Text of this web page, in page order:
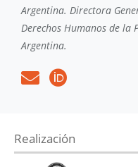
Argentina. Directora
Derechos Humanos de la
Argentina.
Realización